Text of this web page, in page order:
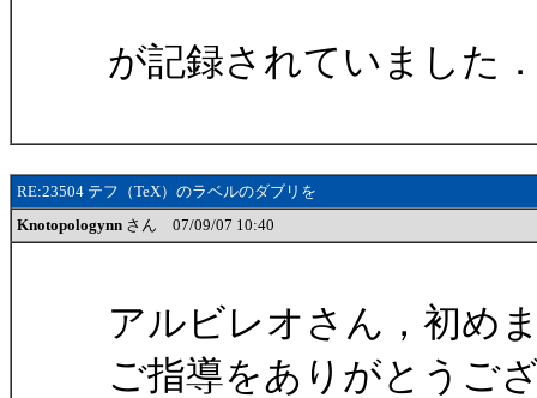
が記録されていました
RE:23504 テフ（TeX）のラベルのダブリを
Knotopologynn さん 07/09/07 10:40
アルビレオさん，初め
ご指導をありがとうご